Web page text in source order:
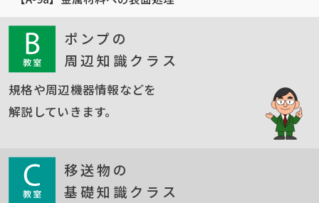
ポンプの
周辺知識クラス
規格や周辺機器情報などを
解説していきます。
移送物の
基礎知識クラス